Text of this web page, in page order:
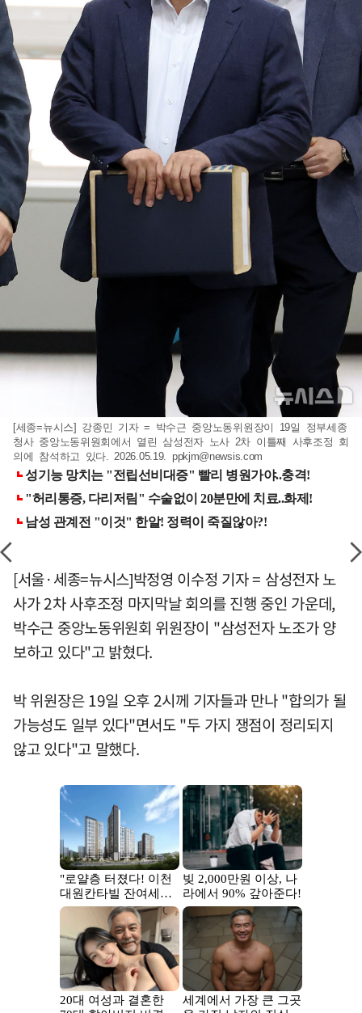
[세종=뉴시스] 강종민 기자 = 박수근 중앙노동위원장이 19일 정부세종
청사 중앙노동위원회에서 열린 삼성전자 노사 2차 이틀째 사후조정 회
의에 참석하고 있다. 2026.05.19. ppkjm@newsis.com
[서울·세종=뉴시스]박정영 이수정 기자 = 삼성전자 노
사가 2차 사후조정 마지막날 회의를 진행 중인 가운데,
박수근 중앙노동위원회 위원장이 "삼성전자 노조가 양
보하고 있다"고 밝혔다.
박 위원장은 19일 오후 2시께 기자들과 만나 "합의가 될
가능성도 일부 있다"면서도 "두 가지 쟁점이 정리되지
않고 있다"고 말했다.